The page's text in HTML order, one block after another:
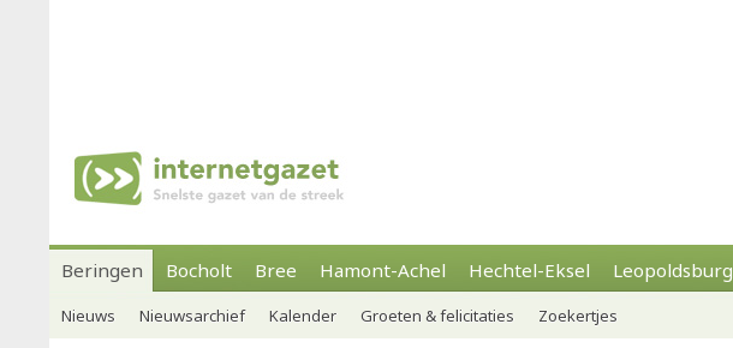
Beringen Bocholt Bree Hamont-Achel Hechtel-Eksel Leopoldsburg
Nieuws Nieuwsarchief Kalender Groeten & felicitaties Zoekertjes